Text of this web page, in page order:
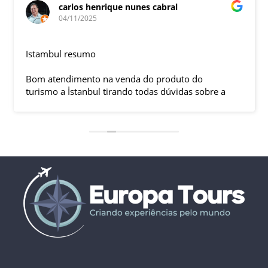
carlos henrique nunes cabral
04/11/2025
Istambul resumo
Bom atendimento na venda do produto do
turismo a İstanbul tirando todas dúvidas sobre a
ficaram em SP trabalhando. A associação dessa
LÍDER, garantiu o sucesso da viagem que foi, lá, em
grupo formado por brasileiros e com guia Turco, Sr
Ali Faik, falando um português impecável e foi
muito disponível e atencioso. Os transfers, foram
4, todos em vans novas e os trajetos em ônibus
com pilotos tranquilos dirigindo com segurança
pelas boas estradas da Turquia. Os hotéis: Armada